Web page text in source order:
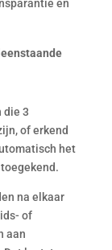
en
die 3
of erkend
het
na elkaar
of
aan